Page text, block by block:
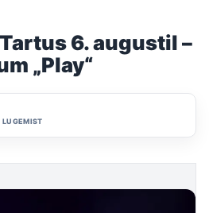
6. augustil –
„Play“
LUGEMIST